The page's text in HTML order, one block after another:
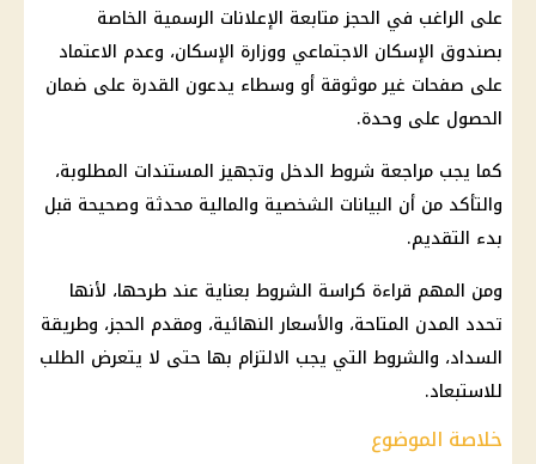
على الراغب في الحجز متابعة الإعلانات الرسمية الخاصة
بصندوق الإسكان الاجتماعي ووزارة الإسكان، وعدم الاعتماد
على صفحات غير موثوقة أو وسطاء يدعون القدرة على ضمان
الحصول على وحدة.
كما يجب مراجعة شروط الدخل وتجهيز المستندات المطلوبة،
والتأكد من أن البيانات الشخصية والمالية محدثة وصحيحة قبل
بدء التقديم.
ومن المهم قراءة كراسة الشروط بعناية عند طرحها، لأنها
تحدد المدن المتاحة، والأسعار النهائية، ومقدم الحجز، وطريقة
السداد، والشروط التي يجب الالتزام بها حتى لا يتعرض الطلب
للاستبعاد.
خلاصة الموضوع